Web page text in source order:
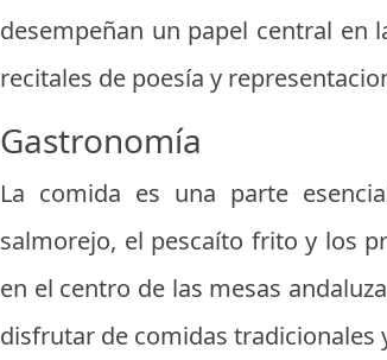
desempeñan un papel central en
recitales de poesía y
Gastronomía
La comida es una parte
salmorejo, el pescaíto frito y los
en el centro de las mesas
disfrutar de comidas tradicionales